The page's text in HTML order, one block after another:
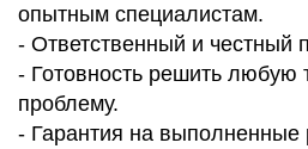
опытным специалистам.
- Ответственный и честный
- Готовность решить любую
проблему.
- Гарантия на выполненные